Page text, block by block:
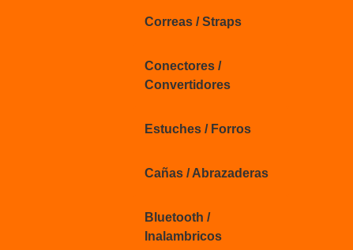
Correas / Straps
Conectores /
Convertidores
Estuches / Forros
Cañas / Abrazaderas
Bluetooth /
Inalambricos